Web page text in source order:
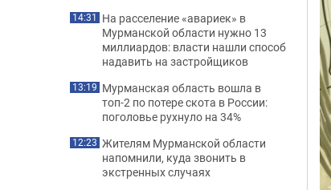
14:31 На расселение «авариек» в
Мурманской области нужно 13
миллиардов: власти нашли способ
надавить на застройщиков
13:19 Мурманская область вошла в
топ-2 по потере скота в России:
поголовье рухнуло на 34%
12:23 Жителям Мурманской области
напомнили, куда звонить в
экстренных случаях